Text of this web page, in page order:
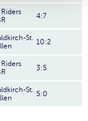
Riders
4:7
St. 10:2
Riders
3:5
St. 5:0